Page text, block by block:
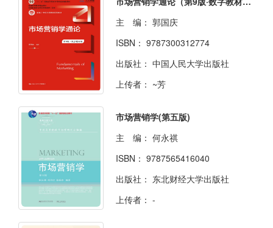
主 编： 郭国庆
ISBN： 9787300312774
出版社： 中国人民大学出版社
上传者： ~芳
市场营销学(第五版)
主 编： 何永祺
ISBN： 9787565416040
出版社： 东北财经大学出版社
上传者： -